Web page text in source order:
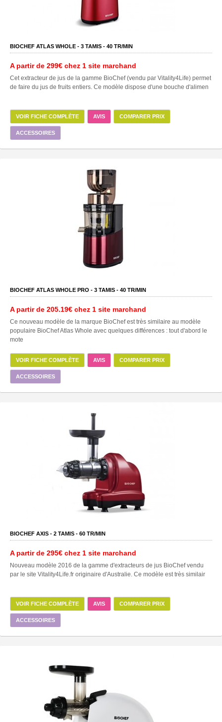
BIOCHEF ATLAS WHOLE - 3 TAMIS - 40 TR/MIN
A partir de 299€ chez 1 site marchand
Cet extracteur de jus de la gamme BioChef (vendu par Vitality4Life) permet
de faire du jus de fruits entiers. Ce modèle dispose d'une bouche d'alimen
VOIR FICHE COMPLÈTE AVIS COMPARER PRIX
ACCESSOIRES
BIOCHEF ATLAS WHOLE PRO - 3 TAMIS - 40 TR/MIN
A partir de 205.19€ chez 1 site marchand
Ce nouveau modèle de la marque BioChef est très similaire au modèle
populaire BioChef Atlas Whole avec quelques différences : tout d'abord le
mote
VOIR FICHE COMPLÈTE AVIS COMPARER PRIX
ACCESSOIRES
BIOCHEF AXIS - 2 TAMIS - 60 TR/MIN
A partir de 295€ chez 1 site marchand
Nouveau modèle 2016 de la gamme d'extracteurs de jus BioChef vendu
par le site Vitality4Life.fr originaire d'Australie. Ce modèle est très similair
VOIR FICHE COMPLÈTE AVIS COMPARER PRIX
ACCESSOIRES